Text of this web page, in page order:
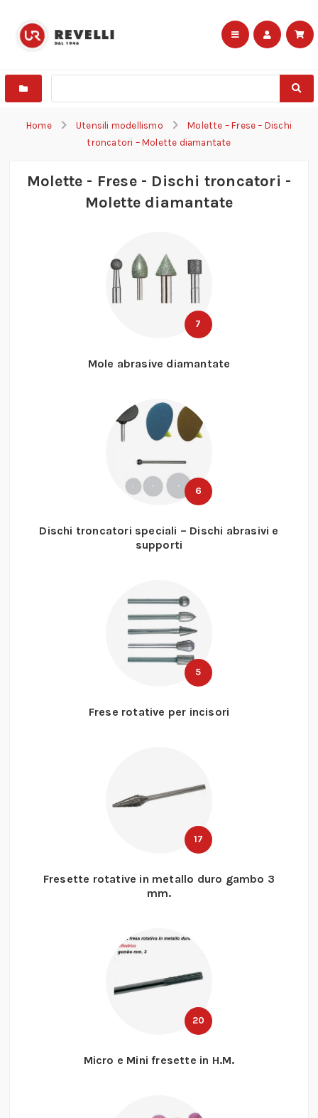
Home Utensili modellismo
Molette – Frese – Dischi
troncatori – Molette diamantate
Molette - Frese - Dischi troncatori -
Molette diamantate
7
Mole abrasive diamantate
6
Dischi troncatori speciali – Dischi abrasivi e
supporti
5
Frese rotative per incisori
17
Fresette rotative in metallo duro gambo 3
mm.
20
Micro e Mini fresette in H.M.